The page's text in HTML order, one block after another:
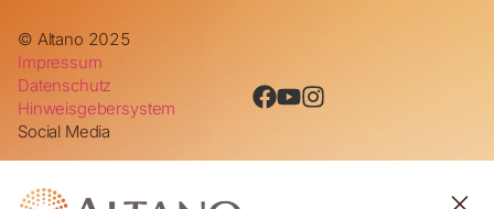
© Altano 2025
Impressum
Datenschutz
Hinweisgebersystem
Social Media